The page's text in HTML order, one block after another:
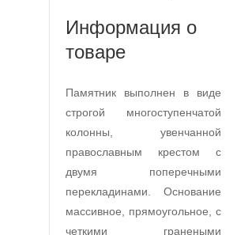
Информация о
товаре
Памятник выполнен в виде
строгой многоступенчатой
колонны, увенчанной
православным крестом с
двумя поперечными
перекладинами. Основание
массивное, прямоугольное, с
четкими гранеными